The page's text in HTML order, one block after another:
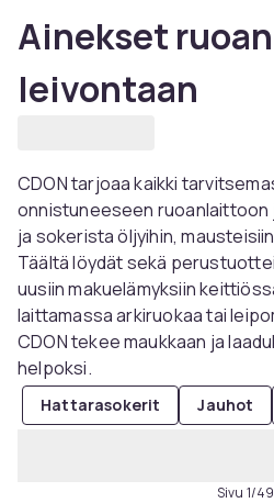
Ainekset
leivontaan
CDON tarjoaa kaikki
onnistuneeseen ruoanlaittoon
ja sokerista öljyihin,
Täältä löydät sekä
uusiin makuelämyksiin
laittamassa arkiruokaa tai
CDON tekee maukkaan ja
helpoksi.
Hattarasokerit Jauhot
Sivu 1/49